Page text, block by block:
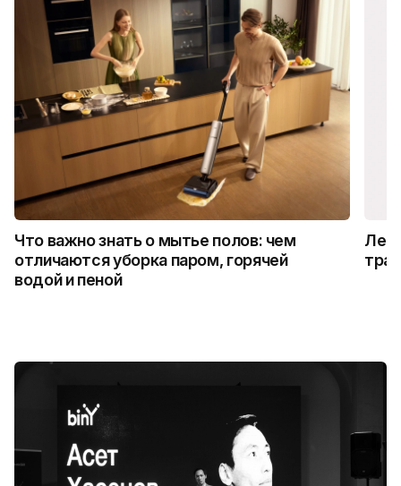
Что важно знать о мытье полов: чем
отличаются уборка паром, горячей
водой и пеной